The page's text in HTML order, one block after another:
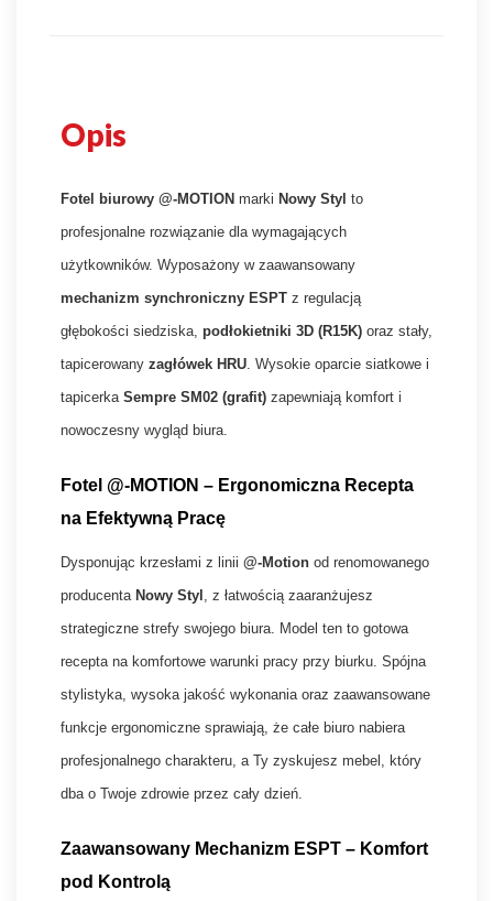
Opis
Fotel biurowy @-MOTION marki Nowy Styl to
profesjonalne rozwiązanie dla wymagających
użytkowników. Wyposażony w zaawansowany
mechanizm synchroniczny ESPT z regulacją
głębokości siedziska, podłokietniki 3D (R15K) oraz stały,
tapicerowany zagłówek HRU . Wysokie oparcie siatkowe i
tapicerka Sempre SM02 (grafit) zapewniają komfort i
nowoczesny wygląd biura.
Fotel @-MOTION – Ergonomiczna Recepta
na Efektywną Pracę
Dysponując krzesłami z linii @-Motion od renomowanego
producenta Nowy Styl
, z łatwością zaaranżujesz
strategiczne strefy swojego biura. Model ten to gotowa
recepta na komfortowe warunki pracy przy biurku. Spójna
stylistyka, wysoka jakość wykonania oraz zaawansowane
funkcje ergonomiczne sprawiają, że całe biuro nabiera
profesjonalnego charakteru, a Ty zyskujesz mebel, który
dba o Twoje zdrowie przez cały dzień.
Zaawansowany Mechanizm ESPT – Komfort
pod Kontrolą